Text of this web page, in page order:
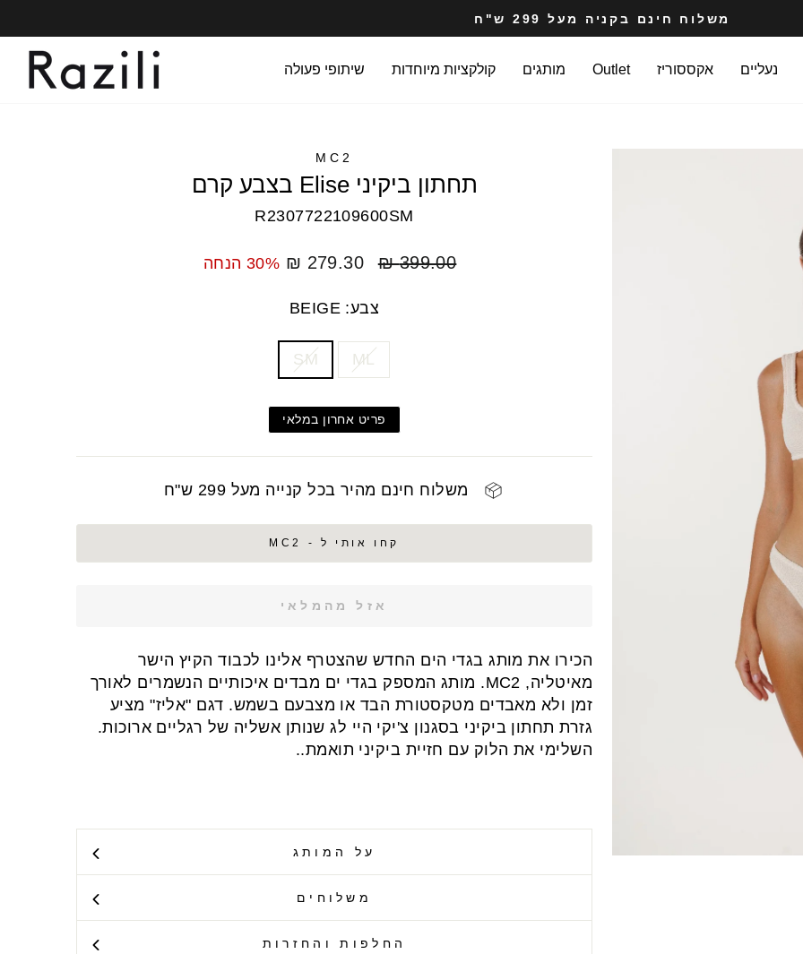
עצרי
מצגת
משלוח חינם בקניה מעל 299 ש"ח
נעליים אקססוריז Outlet מותגים קולקציות מיוחדות שיתופי פעולה
MC2
תחתון ביקיני Elise בצבע קרם
R2307722109600SM
מחיר
399.00 ₪
מחיר
279.30 ₪ 30% הנחה
צבע: BEIGE
SM ML
פריט אחרון במלאי
משלוח חינם מהיר בכל קנייה מעל 299 ש"ח
קחו אותי ל - MC2
אזל מהמלאי
הכירו את מותג בגדי הים החדש שהצטרף אלינו לכבוד הקיץ הישר
מאיטליה, MC2. מותג המספק בגדי ים מבדים איכותיים הנשמרים לאורך
זמן ולא מאבדים מטקסטורת הבד או מצבעם בשמש. דגם "אליז" מציע
גזרת תחתון ביקיני בסגנון צ'יקי היי לג שנותן אשליה של רגליים ארוכות.
השלימי את הלוק עם חזיית ביקיני תואמת..
על המותג
משלוחים
החלפות והחזרות